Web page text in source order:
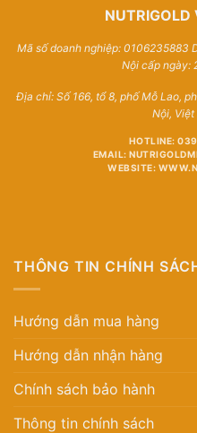
NUTRIGOLD
Mã số doanh nghiệp: 0106235883
Nội cấp ngày:
Địa chỉ: Số 166, tổ 8, phố Mỗ Lao,
Nội, Việt
HOTLINE:
EMAIL:
WEBSITE:
THÔNG TIN CHÍNH
Hướng dẫn mua hàng
Hướng dẫn nhận hàng
Chính sách bảo hành
Thông tin chính sách